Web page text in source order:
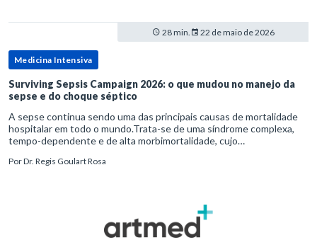
28 min. 22 de maio de 2026
Medicina Intensiva
Surviving Sepsis Campaign 2026: o que mudou no manejo da
sepse e do choque séptico
A sepse continua sendo uma das principais causas de mortalidade
hospitalar em todo o mundo.Trata-se de uma síndrome complexa,
tempo-dependente e de alta morbimortalidade, cujo
para o desfe
PorDr. Regis Goulart Rosa